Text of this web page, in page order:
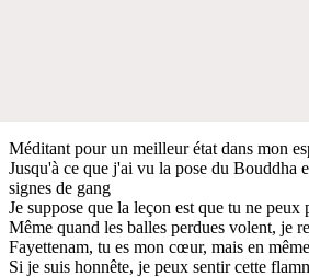
Méditant pour un meilleur état dans mon
Jusqu'à ce que j'ai vu la pose du Bouddha
signes de gang
Je suppose que la leçon est que tu ne peux
Même quand les balles perdues volent, je
Fayettenam, tu es mon cœur, mais en
Si je suis honnête, je peux sentir cette